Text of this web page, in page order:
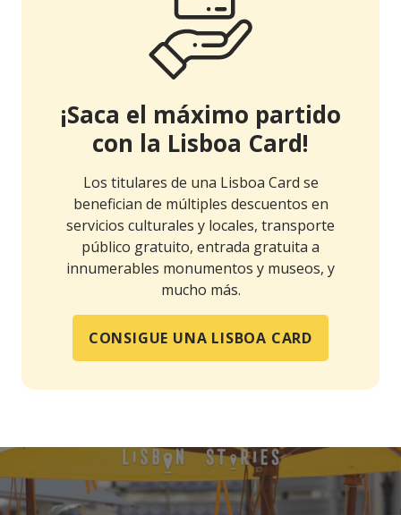
¡Saca el máximo partido
con la Lisboa Card!
Los titulares de una Lisboa Card se
benefician de múltiples descuentos en
servicios culturales y locales, transporte
público gratuito, entrada gratuita a
innumerables monumentos y museos, y
mucho más.
CONSIGUE UNA LISBOA CARD